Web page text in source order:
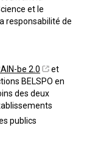
et le
responsabilité de
be 2.0
et
BELSPO en
des deux
publics